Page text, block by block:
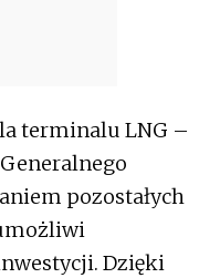
terminalu LNG –
pozostałych
Dzięki